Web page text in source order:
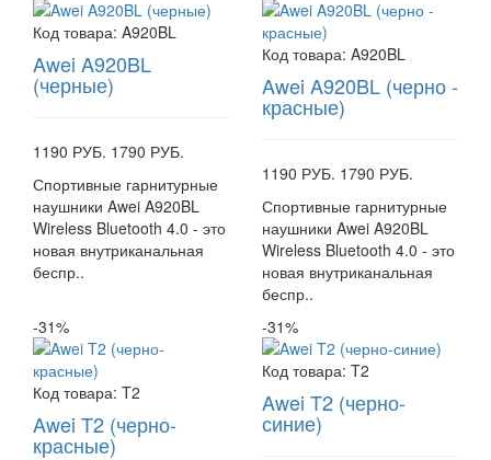
Код товара: A920BL
Awei A920BL
(черные)
1190 РУБ. 1790 РУБ.
Спортивные гарнитурные
наушники Awei A920BL
Wireless Bluetooth 4.0 - это
новая внутриканальная
беспр..
Код товара: A920BL
Awei A920BL (черно -
красные)
1190 РУБ. 1790 РУБ.
Спортивные гарнитурные
наушники Awei A920BL
Wireless Bluetooth 4.0 - это
новая внутриканальная
беспр..
-31%
Код товара: T2
Awei T2 (черно-
красные)
-31%
Код товара: T2
Awei T2 (черно-
синие)